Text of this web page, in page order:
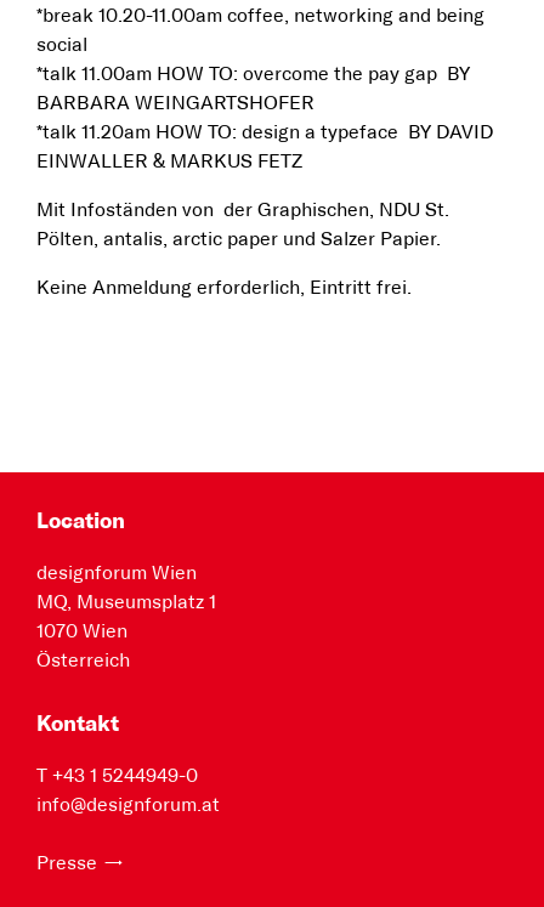
*break 10.20-11.00am coffee, networking and being
social
*talk 11.00am HOW TO: overcome the pay gap BY
BARBARA WEINGARTSHOFER
*talk 11.20am HOW TO: design a typeface BY DAVID
EINWALLER & MARKUS FETZ
Mit Infoständen von der Graphischen, NDU St.
Pölten, antalis, arctic paper und Salzer Papier.
Keine Anmeldung erforderlich, Eintritt frei.
Location
designforum Wien
MQ, Museumsplatz 1
1070 Wien
Österreich
Kontakt
T +43 1 5244949-0
info@designforum.at
Presse